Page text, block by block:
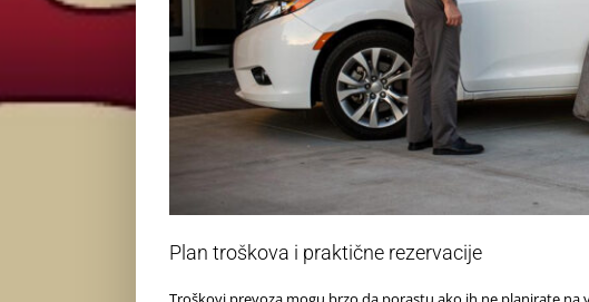
Plan troškova i praktične rezervacije